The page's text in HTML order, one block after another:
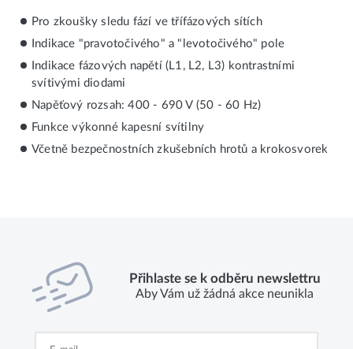
Pro zkoušky sledu fází ve třífázových sítích
Indikace "pravotočivého" a "levotočivého" pole
Indikace fázových napětí (L1, L2, L3) kontrastními
svítivými diodami
Napěťový rozsah: 400 - 690 V (50 - 60 Hz)
Funkce výkonné kapesní svítilny
Včetně bezpečnostních zkušebních hrotů a krokosvorek
Přihlaste se k odběru newslettru
Aby Vám už žádná akce neunikla